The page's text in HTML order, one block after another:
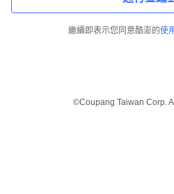
繼續即表示您同意酷澎的使
©Coupang Taiwan Corp.